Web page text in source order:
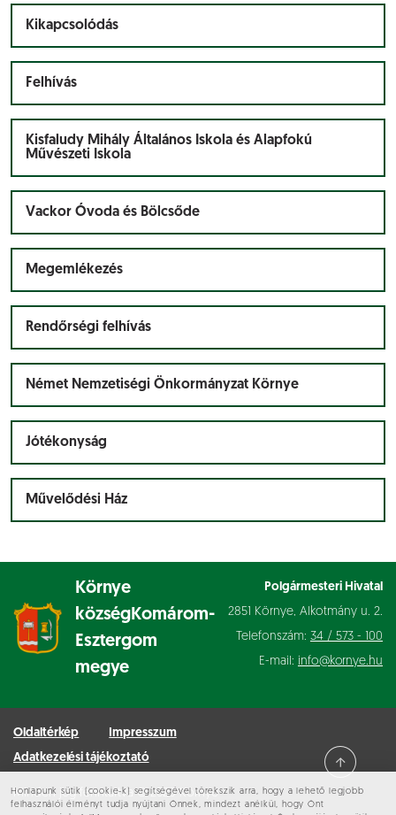
Honlapunk sütik (cookie-k) segítségével törekszik arra, hogy a lehető legjobb
felhasználói élményt tudja nyújtani Önnek, mindezt anélkül, hogy Önt
Kikapcsolódás
Felhívás
Kisfaludy Mihály Általános Iskola és Alapfokú
Művészeti Iskola
Vackor Óvoda és Bölcsőde
Megemlékezés
Rendőrségi felhívás
Német Nemzetiségi Önkormányzat Környe
Jótékonyság
Művelődési Ház
Környe
községKomárom-
Esztergom
megye
Polgármesteri Hivatal
2851 Környe, Alkotmány u. 2.
Telefonszám: 34 / 573 - 100
E-mail: info@kornye.hu
Oldaltérkép
Impresszum
Adatkezelési tájékoztató
Minden jog fenntartva © 2026 Környe